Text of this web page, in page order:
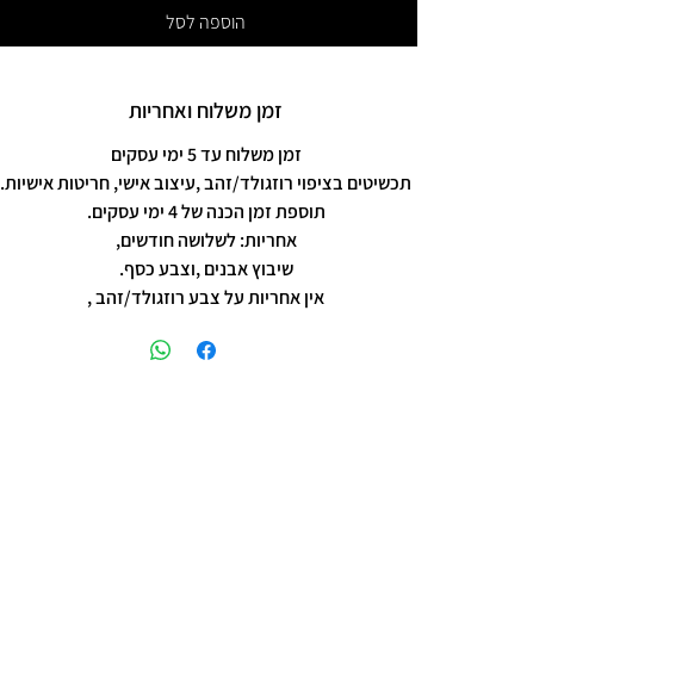
הוספה לסל
זמן משלוח ואחריות
זמן משלוח עד 5 ימי עסקים
תכשיטים בציפוי רוזגולד/זהב ,עיצוב אישי, חריטות אישיות.
תוספת זמן הכנה של 4 ימי עסקים.
אחריות: לשלושה חודשים,
שיבוץ אבנים ,וצבע כסף.
אין אחריות על צבע רוזגולד/זהב ,